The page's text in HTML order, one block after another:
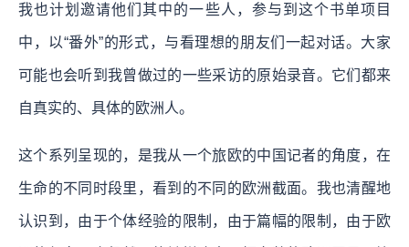
我也计划邀请他们其中的一些人，参与到这个书单项目
中，以“番外”的形式，与看理想的朋友们一起对话。大家
可能也会听到我曾做过的一些采访的原始录音。它们都来
自真实的、具体的欧洲人。
这个系列呈现的，是我从一个旅欧的中国记者的角度，在
生命的不同时段里，看到的不同的欧洲截面。我也清醒地
认识到，由于个体经验的限制，由于篇幅的限制，由于欧